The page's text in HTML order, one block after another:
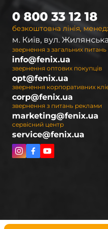
безкоштовна лінія,
0 800 33 12 18
м. Київ, вул.
звернення з загальних питань
info@fenix.ua
звернення оптових покупців
opt@fenix.ua
звернення корпоративних
corp@fenix.ua
звернення з питань реклами
marketing@fenix.ua
сервісний центр
service@fenix.ua